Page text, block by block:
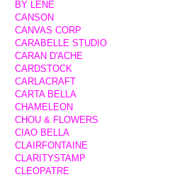
BY LENE
CANSON
CANVAS CORP
CARABELLE STUDIO
CARAN D'ACHE
CARDSTOCK
CARLACRAFT
CARTA BELLA
CHAMELEON
CHOU & FLOWERS
CIAO BELLA
CLAIRFONTAINE
CLARITYSTAMP
CLEOPATRE